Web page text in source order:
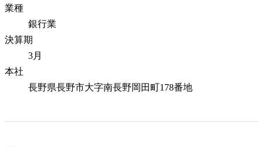
業種
銀行業
決算期
3月
本社
長野県長野市大字南長野岡田町178番地